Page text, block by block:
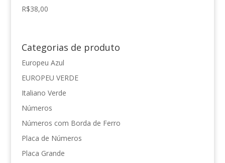
R$38,00
Categorias de produto
Europeu Azul
EUROPEU VERDE
Italiano Verde
Números
Números com Borda de Ferro
Placa de Números
Placa Grande